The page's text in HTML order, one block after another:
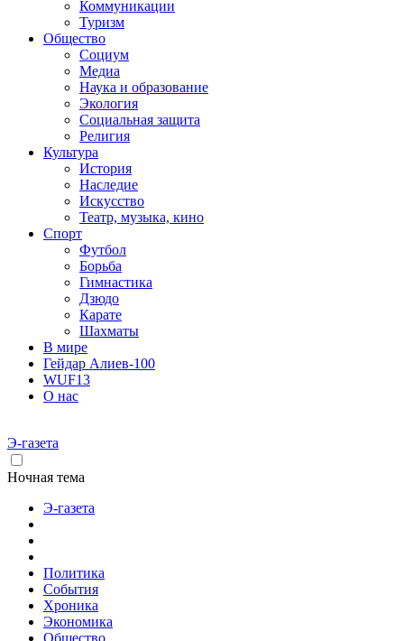
Коммуникации
Туризм
Общество
Социум
Медиа
Наука и образование
Экология
Социальная защита
Религия
Культура
История
Наследие
Искусство
Театр, музыка, кино
Спорт
Футбол
Борьба
Гимнастика
Дзюдо
Карате
Шахматы
В мире
Гейдар Алиев-100
WUF13
О нас
Э-газета
Ночная тема
Э-газета
Политика
События
Хроника
Экономика
Общество